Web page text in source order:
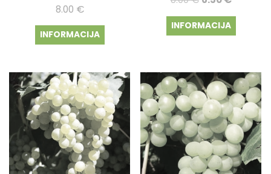
8.00 €
INFORMACIJA
price
was:
price
is:
INFORMACIJA